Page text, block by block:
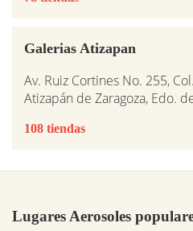
Galerias Atizapan
Av. Ruiz Cortines No. 255,
Atizapán de Zaragoza, Edo.
108 tiendas
Lugares Aerosoles